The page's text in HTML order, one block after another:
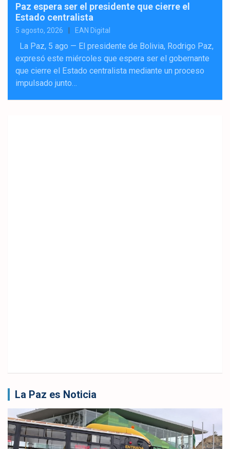
Paz espera ser el presidente que cierre el
Estado centralista
5 agosto, 2026 EAN Digital
La Paz, 5 ago — El presidente de Bolivia, Rodrigo Paz,
expresó este miércoles que espera ser el gobernante
que cierre el Estado centralista mediante un proceso
impulsado junto…
La Paz es Noticia